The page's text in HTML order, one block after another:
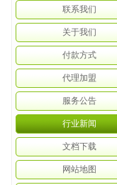
联系我们
关于我们
付款方式
代理加盟
服务公告
行业新闻
文档下载
网站地图